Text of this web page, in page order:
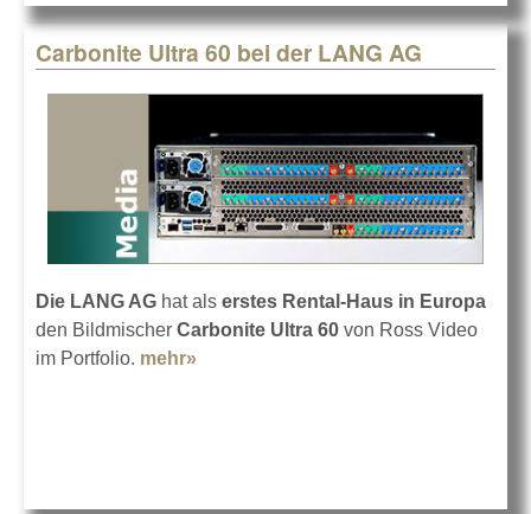
Carbonite Ultra 60 bei der LANG AG
Die LANG AG hat als erstes Rental-Haus in Europa
den Bildmischer Carbonite Ultra 60 von Ross Video
im Portfolio. mehr»